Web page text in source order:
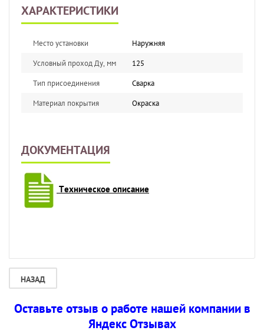
ХАРАКТЕРИСТИКИ
Место установки
Наружняя
Условный проход Ду, мм
125
Тип присоединения
Сварка
Материал покрытия
Окраска
ДОКУМЕНТАЦИЯ
Техническое описание
НАЗАД
Оставьте отзыв о работе нашей компании в
Яндекс Отзывах